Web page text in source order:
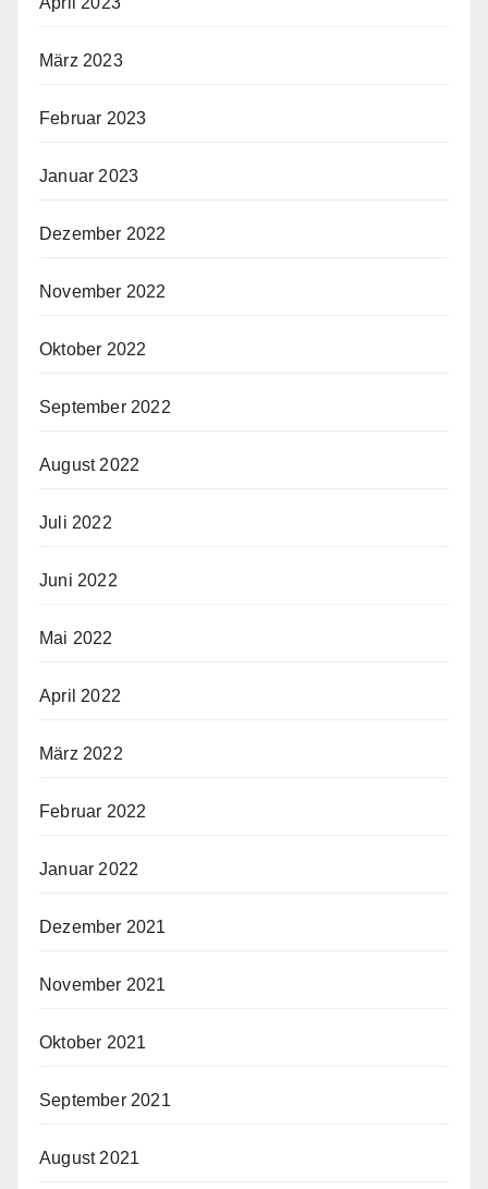
März 2023
Februar 2023
Januar 2023
Dezember 2022
November 2022
Oktober 2022
September 2022
August 2022
Juli 2022
Juni 2022
Mai 2022
April 2022
März 2022
Februar 2022
Januar 2022
Dezember 2021
November 2021
Oktober 2021
September 2021
August 2021